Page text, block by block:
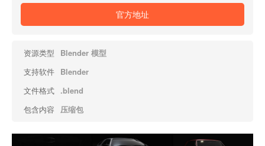
官方地址
资源类型
Blender 模型
支持软件 Blender
文件格式 .blend
包含内容
压缩包